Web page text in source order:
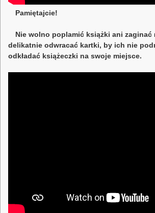
Pamiętajcie!
Nie wolno poplamić książki ani zaginać
delikatnie odwracać kartki, by ich nie
odkładać książeczki na swoje miejsce.